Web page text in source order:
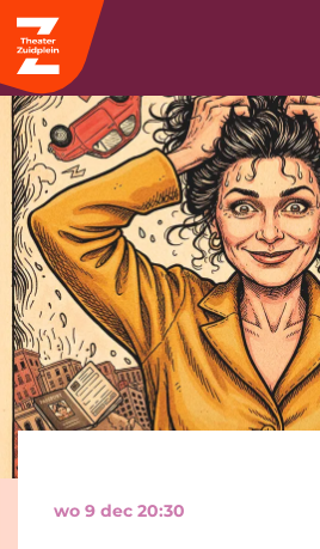
wo 9 dec 20:30